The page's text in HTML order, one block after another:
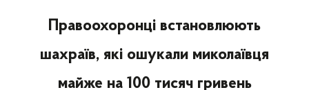
Правоохоронці встановлюють
шахраїв, які ошукали миколаївця
майже на 100 тисяч гривень